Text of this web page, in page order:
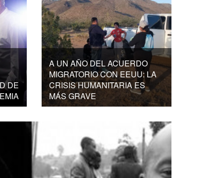
DE
A UN AÑO DEL ACUERDO
MIGRATORIO CON EEUU: LA
CRISIS HUMANITARIA ES
MÁS GRAVE